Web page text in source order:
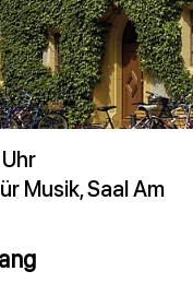
Musik, Saal Am